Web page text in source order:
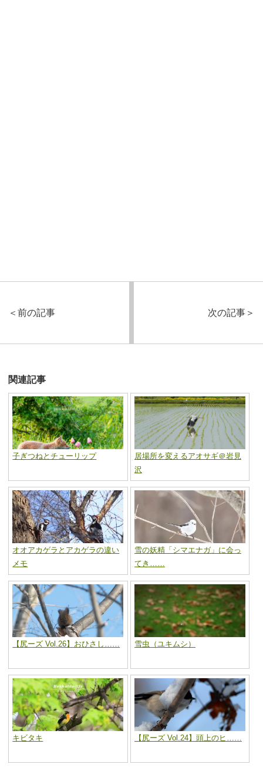
＜ 前の記事 次の記事 ＞
関連記事
子ぎつねとチューリップ
居場所を変えるアオサギ＠岩見
沢
オオアカゲラとアカゲラの違い
メモ
雪の妖精「シマエナガ」に会っ
てき……
【尻ーズ Vol.26】おひさし…… 雪虫（ユキムシ）
キビタキ 【尻ーズ Vol.24】頭上のヒ……